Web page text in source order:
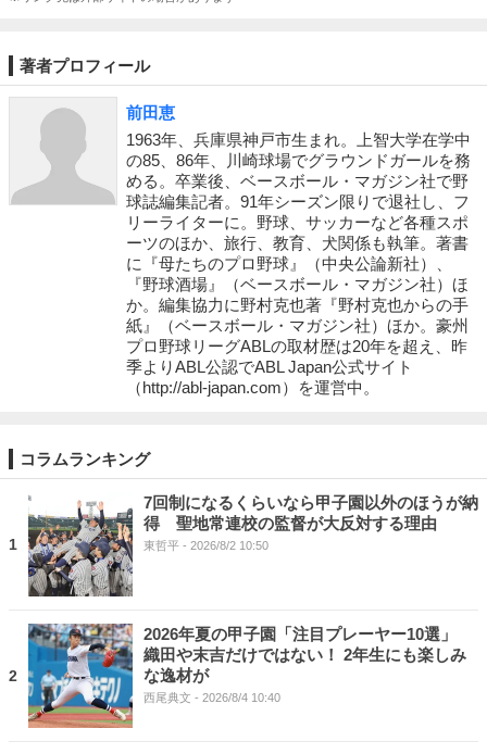
著者プロフィール
前田恵
1963年、兵庫県神戸市生まれ。上智大学在学中
の85、86年、川崎球場でグラウンドガールを務
める。卒業後、ベースボール・マガジン社で野
球誌編集記者。91年シーズン限りで退社し、フ
リーライターに。野球、サッカーなど各種スポ
ーツのほか、旅行、教育、犬関係も執筆。著書
に『母たちのプロ野球』（中央公論新社）、
『野球酒場』（ベースボール・マガジン社）ほ
か。編集協力に野村克也著『野村克也からの手
紙』（ベースボール・マガジン社）ほか。豪州
プロ野球リーグABLの取材歴は20年を超え、昨
季よりABL公認でABL Japan公式サイト
（http://abl-japan.com）を運営中。
コラムランキング
1
7回制になるくらいなら甲子園以外のほうが納
得 聖地常連校の監督が大反対する理由
東哲平 - 2026/8/2 10:50
2
2026年夏の甲子園「注目プレーヤー10選」
織田や末吉だけではない！ 2年生にも楽しみ
な逸材が
西尾典文 - 2026/8/4 10:40